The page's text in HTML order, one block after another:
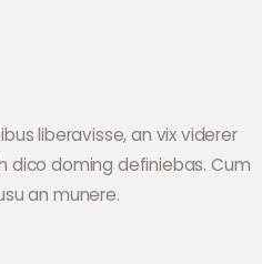
liberavisse, an vix viderer
dico doming definiebas. Cum
an munere.